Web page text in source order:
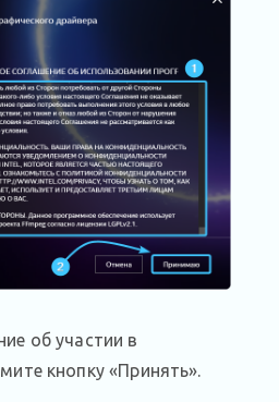
об участии в
кнопку «Принять».